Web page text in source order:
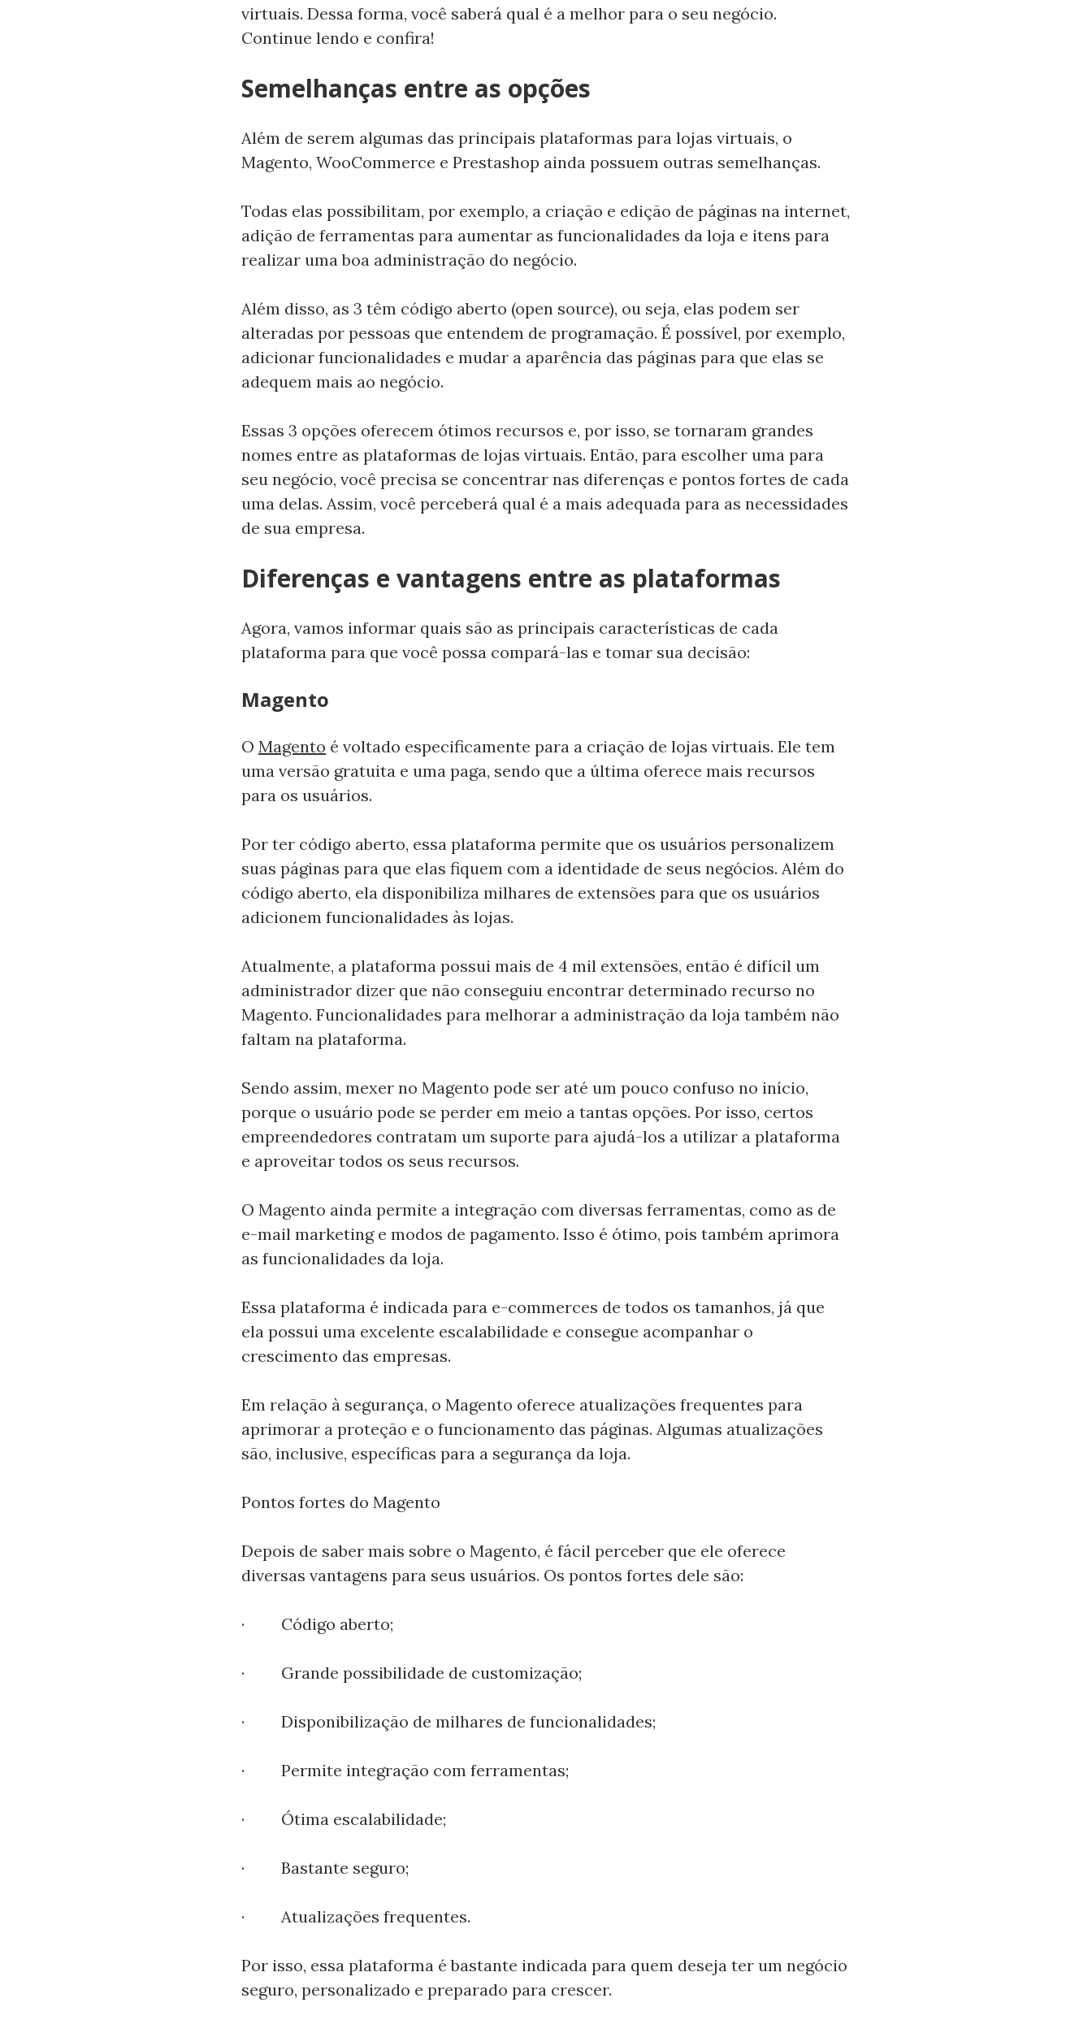
virtuais. Dessa forma, você saberá qual é a melhor para o seu negócio.
Continue lendo e confira!
Semelhanças entre as opções
Além de serem algumas das principais plataformas para lojas virtuais, o
Magento, WooCommerce e Prestashop ainda possuem outras semelhanças.
Todas elas possibilitam, por exemplo, a criação e edição de páginas na internet,
adição de ferramentas para aumentar as funcionalidades da loja e itens para
realizar uma boa administração do negócio.
Além disso, as 3 têm código aberto (open source), ou seja, elas podem ser
alteradas por pessoas que entendem de programação. É possível, por exemplo,
adicionar funcionalidades e mudar a aparência das páginas para que elas se
adequem mais ao negócio.
Essas 3 opções oferecem ótimos recursos e, por isso, se tornaram grandes
nomes entre as plataformas de lojas virtuais. Então, para escolher uma para
seu negócio, você precisa se concentrar nas diferenças e pontos fortes de cada
uma delas. Assim, você perceberá qual é a mais adequada para as necessidades
de sua empresa.
Diferenças e vantagens entre as plataformas
Agora, vamos informar quais são as principais características de cada
plataforma para que você possa compará-las e tomar sua decisão:
Magento
O Magento é voltado especificamente para a criação de lojas virtuais. Ele tem
uma versão gratuita e uma paga, sendo que a última oferece mais recursos
para os usuários.
Por ter código aberto, essa plataforma permite que os usuários personalizem
suas páginas para que elas fiquem com a identidade de seus negócios. Além do
código aberto, ela disponibiliza milhares de extensões para que os usuários
adicionem funcionalidades às lojas.
Atualmente, a plataforma possui mais de 4 mil extensões, então é difícil um
administrador dizer que não conseguiu encontrar determinado recurso no
Magento. Funcionalidades para melhorar a administração da loja também não
faltam na plataforma.
Sendo assim, mexer no Magento pode ser até um pouco confuso no início,
porque o usuário pode se perder em meio a tantas opções. Por isso, certos
empreendedores contratam um suporte para ajudá-los a utilizar a plataforma
e aproveitar todos os seus recursos.
O Magento ainda permite a integração com diversas ferramentas, como as de
e-mail marketing e modos de pagamento. Isso é ótimo, pois também aprimora
as funcionalidades da loja.
Essa plataforma é indicada para e-commerces de todos os tamanhos, já que
ela possui uma excelente escalabilidade e consegue acompanhar o
crescimento das empresas.
Em relação à segurança, o Magento oferece atualizações frequentes para
aprimorar a proteção e o funcionamento das páginas. Algumas atualizações
são, inclusive, específicas para a segurança da loja.
Pontos fortes do Magento
Depois de saber mais sobre o Magento, é fácil perceber que ele oferece
diversas vantagens para seus usuários. Os pontos fortes dele são:
· Código aberto;
· Grande possibilidade de customização;
· Disponibilização de milhares de funcionalidades;
· Permite integração com ferramentas;
· Ótima escalabilidade;
· Bastante seguro;
· Atualizações frequentes.
Por isso, essa plataforma é bastante indicada para quem deseja ter um negócio
seguro, personalizado e preparado para crescer.